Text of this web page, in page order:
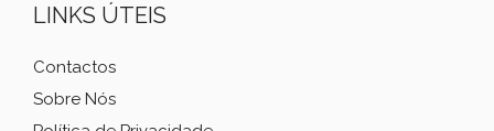
LINKS ÚTEIS
Contactos
Sobre Nós